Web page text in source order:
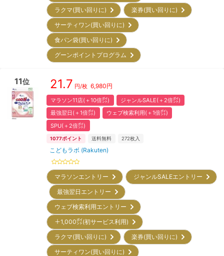
ラクマ(買い回りに)
楽券(買い回りに)
サーティワン(買い回りに)
食パン袋(買い回りに)
グーンポイントプログラム
11位 21.7 円/枚 6,980円
マラソン11店(＋10倍㌽)
ジャンルSALE(＋2倍㌽)
最強翌日(＋1倍㌽)
ウェブ検索利用(＋1倍㌽)
SPU(＋2倍㌽)
1077ポイント 送料無料 272枚入
こどもラボ (Rakuten)
マラソンエントリー
ジャンルSALEエントリー
最強翌日エントリー
ウェブ検索利用エントリー
＋1,000㌽(初サービス利用)
ラクマ(買い回りに)
楽券(買い回りに)
サーティワン(買い回りに)